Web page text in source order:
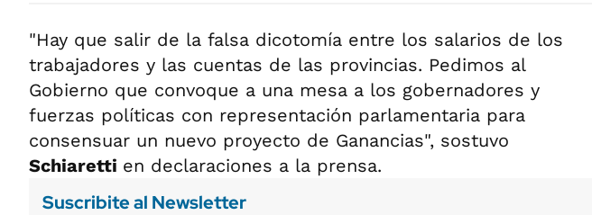
"Hay que salir de la falsa dicotomía entre los salarios de los
trabajadores y las cuentas de las provincias. Pedimos al
Gobierno que convoque a una mesa a los gobernadores y
fuerzas políticas con representación parlamentaria para
consensuar un nuevo proyecto de Ganancias", sostuvo
Schiaretti en declaraciones a la prensa.
Suscribite al Newsletter